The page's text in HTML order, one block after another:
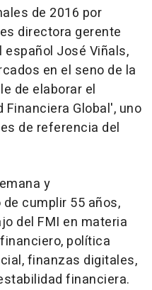
de 2016 por
directora gerente
español José Viñals,
en el seno de la
de elaborar el
Global', uno
de referencia del
y
cumplir 55 años,
del FMI en materia
política
finanzas digitales,
financiera.